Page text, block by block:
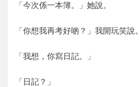
「今次係一本簿。」她說。
「你想我再考好啲？」我開玩笑說。
「我想，你寫日記。」
「日記？」